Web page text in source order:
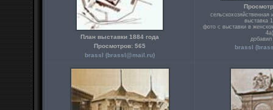
План выставки 1884 года
Просмотров: 565
brassl (brassl@mail.ru)
сельскохозяйственная
выставка
фото с выставки в
4а)
brassl (